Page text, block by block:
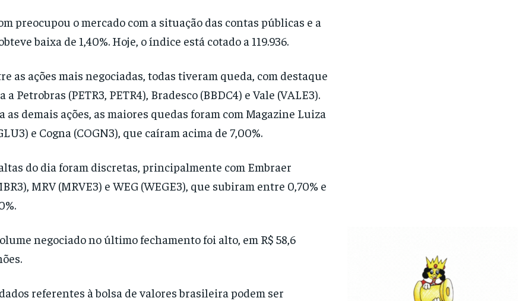
preocupou o mercado com a situação das contas públicas e a
baixa de 1,40%. Hoje, o índice está cotado a 119.936.
as ações mais negociadas, todas tiveram queda, com destaque
a Petrobras (PETR3, PETR4), Bradesco (BBDC4) e Vale (VALE3).
as demais ações, as maiores quedas foram com Magazine Luiza
e Cogna (COGN3), que caíram acima de 7,00%.
do dia foram discretas, principalmente com Embraer
MRV (MRVE3) e WEG (WEGE3), que subiram entre 0,70% e
negociado no último fechamento foi alto, em R$ 58,6
referentes à bolsa de valores brasileira podem ser